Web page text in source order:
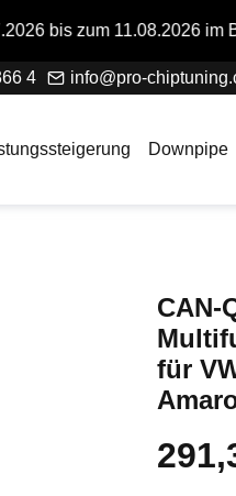
im Betriebsurlaub.
4 info@pro-
Downpipe
CAN-
für